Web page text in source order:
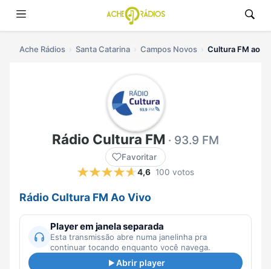
Ache Rádios Santa Catarina Campos Novos Cultura FM ao
Rádio Cultura FM · 93.9 FM
Favoritar
4,6 100 votos
Rádio Cultura FM Ao Vivo
Player em janela separada
Esta transmissão abre numa janelinha pra
continuar tocando enquanto você navega.
Abrir player